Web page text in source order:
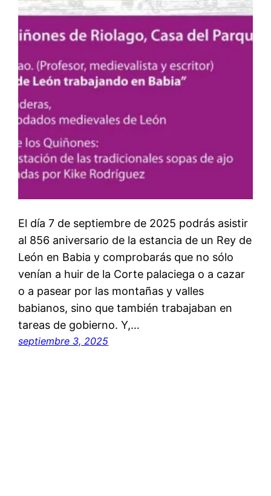
El día 7 de septiembre de 2025 podrás asistir
al 856 aniversario de la estancia de un Rey de
León en Babia y comprobarás que no sólo
venían a huir de la Corte palaciega o a cazar
o a pasear por las montañas y valles
babianos, sino que también trabajaban en
tareas de gobierno. Y,…
septiembre 3, 2025